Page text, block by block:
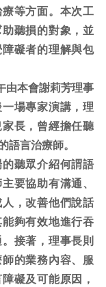
等方面。本次工
聽損的對象，並
礙者的理解與包
由本會謝莉芳理事
場專家演講，理
長，曾經擔任聽
語言治療師。
聽眾介紹何謂語
要協助有溝通、
，改善他們說話
夠有效地進行吞
接著，理事長則
的業務內容、服
礙及可能原因，